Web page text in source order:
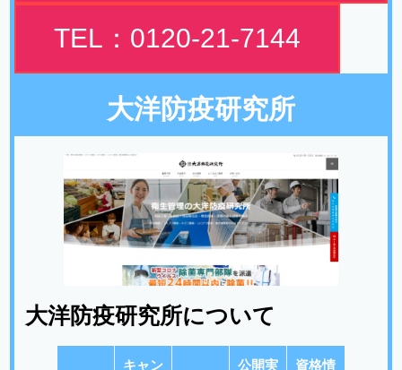
TEL：0120-21-7144
大洋防疫研究所
大洋防疫研究所について
キャン 公開実 資格情